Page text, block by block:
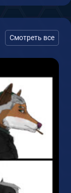
Смотреть все